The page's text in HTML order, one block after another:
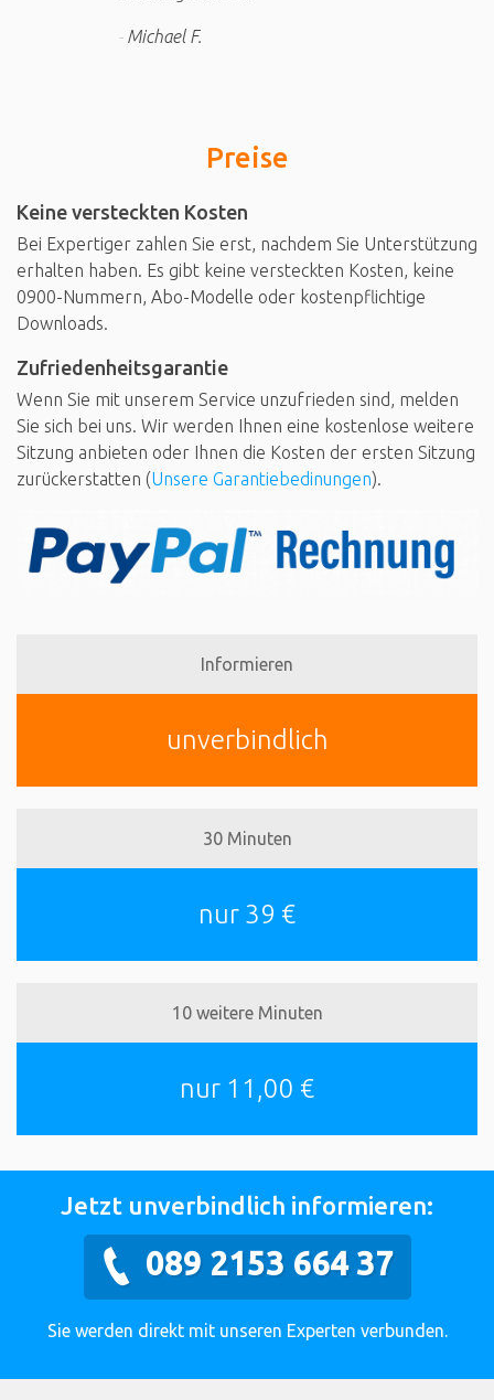
Michael F.
Preise
Keine versteckten Kosten
Bei Expertiger zahlen Sie erst, nachdem Sie Unterstützung
erhalten haben. Es gibt keine versteckten Kosten, keine
0900-Nummern, Abo-Modelle oder kostenpflichtige
Downloads.
Zufriedenheitsgarantie
Wenn Sie mit unserem Service unzufrieden sind, melden
Sie sich bei uns. Wir werden Ihnen eine kostenlose weitere
Sitzung anbieten oder Ihnen die Kosten der ersten Sitzung
zurückerstatten (Unsere Garantiebedinungen).
Informieren
unverbindlich
30 Minuten
nur 39 €
10 weitere Minuten
nur 11,00 €
Jetzt unverbindlich informieren:
089 2153 664 37
Sie werden direkt mit unseren Experten verbunden.